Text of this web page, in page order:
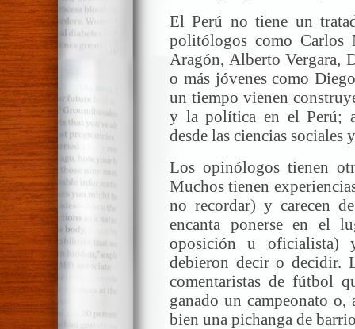
El Perú no tiene un
politólogos como Carlos
Aragón, Alberto Vergara,
o más jóvenes como
un tiempo vienen
y la política en el Perú;
desde las ciencias sociales
Los opinólogos tienen
Muchos tienen
no recordar) y carecen
encanta ponerse en el
oposición u oficialista)
debieron decir o decidir.
comentaristas de fútbol
ganado un campeonato
bien una pichanga de